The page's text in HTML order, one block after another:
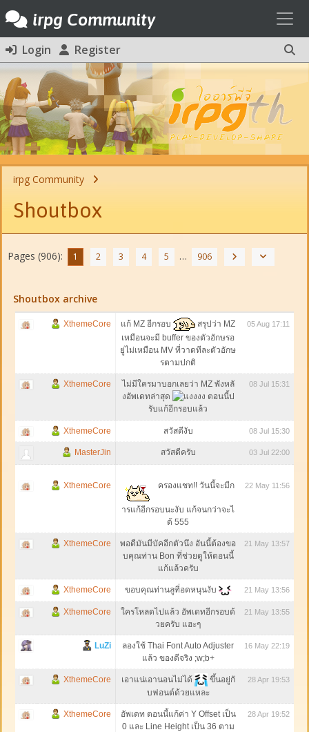
irpg Community
Login Register
irpg Community
Shoutbox
Pages (906): 1 2 3 4 5 … 906
Shoutbox archive
XthemeCore แก้ MZ อีกรอบ
สรุปว่า MZ
เหมือนจะมี buffer ของตัวอักษรอ
ยู่ไม่เหมือน MV ที่วาดทีละตัวอักษ
รตามปกติ
05 Aug 17:11
XthemeCore
ไม่มีใครมาบอกเลยว่า MZ พังหลั
งอัพเดทล่าสุด
ตอนนี้ป
รับแก้อีกรอบแล้ว
08 Jul 15:31
XthemeCore สวัสดีงับ 08 Jul 15:30
MasterJin สวัสดีครับ 03 Jul 22:00
XthemeCore ครองแชท!! วันนี้จะมีก
ารแก้อีกรอบนะงับ แก้จนกว่าจะไ
ด้ 555
22 May 11:56
XthemeCore
พอดีมันมีบัคอีกตัวนึง อันนี้ต้องขอ
บคุณท่าน Bon ที่ช่วยดูให้ตอนนี้
แก้แล้วครับ
21 May 13:57
XthemeCore ขอบคุณท่านลูที่อดหนุนงับ 21 May 13:56
XthemeCore
ใครโหลดไปแล้ว อัพเดทอีกรอบด้
วยครับ แฮะๆ
21 May 13:55
LuZi
ลองใช้ Thai Font Auto Adjuster
แล้ว ของดีจริง ;w;b+
16 May 22:19
XthemeCore เอาแน่เอานอนไม่ได้
ขึ้นอยู่กั
บฟอนต์ด้วยแหละ
28 Apr 19:53
XthemeCore
อัพเดท ตอนนี้แก้ค่า Y Offset เป็น
0 และ Line Height เป็น 36 ตาม
28 Apr 19:52